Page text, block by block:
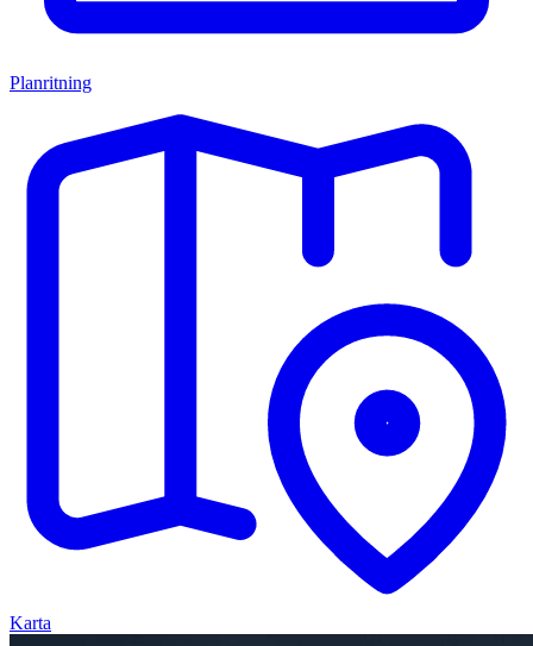
Planritning
Karta